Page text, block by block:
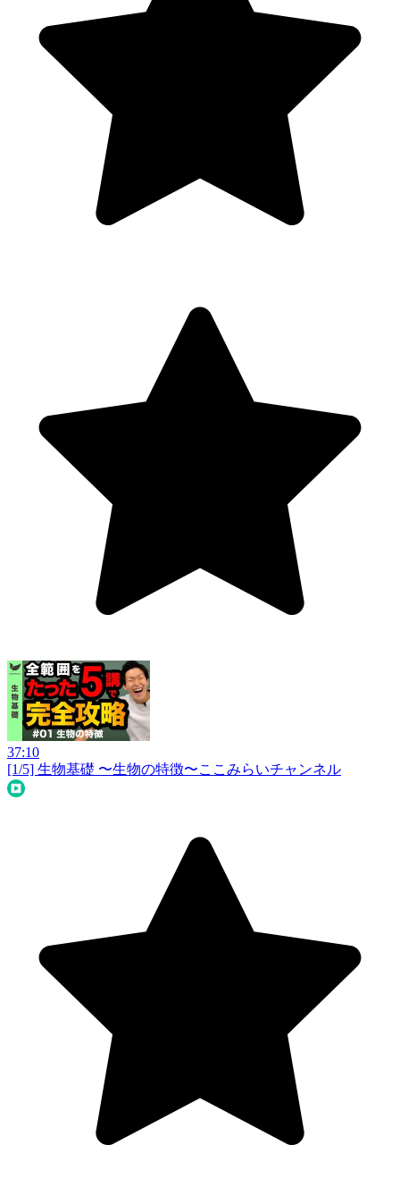
37:10
[1/5] 生物基礎 〜生物の特徴〜ここみらいチャンネル